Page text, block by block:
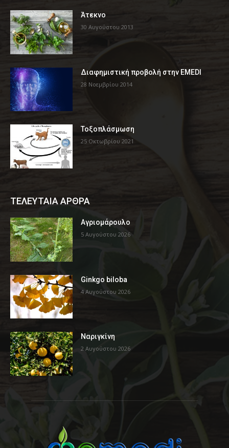
Άτεκνο
30 Αυγούστου 2013
Διαφημιστική προβολή στην EMEDI
28 Νοεμβρίου 2014
Τοξοπλάσμωση
25 Οκτωβρίου 2021
ΤΕΛΕΥΤΑΙΑ ΑΡΘΡΑ
Αγριομάρουλο
5 Αυγούστου 2026
Ginkgo biloba
4 Αυγούστου 2026
Ναριγκίνη
2 Αυγούστου 2026